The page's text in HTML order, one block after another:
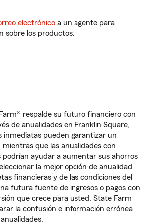
electrónico a un agente para
sobre los productos.
respalde su futuro financiero con
de anualidades en Franklin Square,
inmediatas pueden garantizar un
mientras que las anualidades con
podrían ayudar a aumentar sus ahorros
la mejor opción de anualidad
financieras y de las condiciones del
futura fuente de ingresos o pagos con
que crece para usted. State Farm
la confusión e información errónea